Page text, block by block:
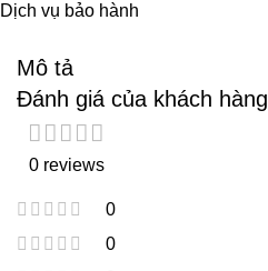
Dịch vụ bảo hành
Mô tả
Đánh giá của khách hàng
0 reviews
0
0